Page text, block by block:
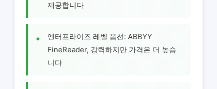
제공합니다
엔터프라이즈 레벨 옵션: ABBYY
FineReader, 강력하지만 가격은 더 높습
니다